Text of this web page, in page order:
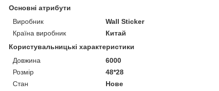
Основні атрибути
Виробник
Wall Sticker
Країна виробник
Китай
Користувальницькі характеристики
Довжина
6000
Розмір
48*28
Стан
Нове